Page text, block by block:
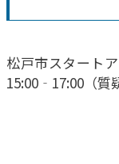
松戸市スタート
15:00‐17:00（